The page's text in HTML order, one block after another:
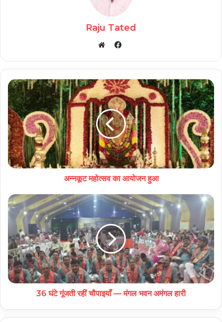
Raju Tated
Facebook
अन्नकूट महोत्सव का आयोजन हुआ
36 घंटे गूंजती रहीं चौपाइयाँ — मंगल भवन अमंगल हारी